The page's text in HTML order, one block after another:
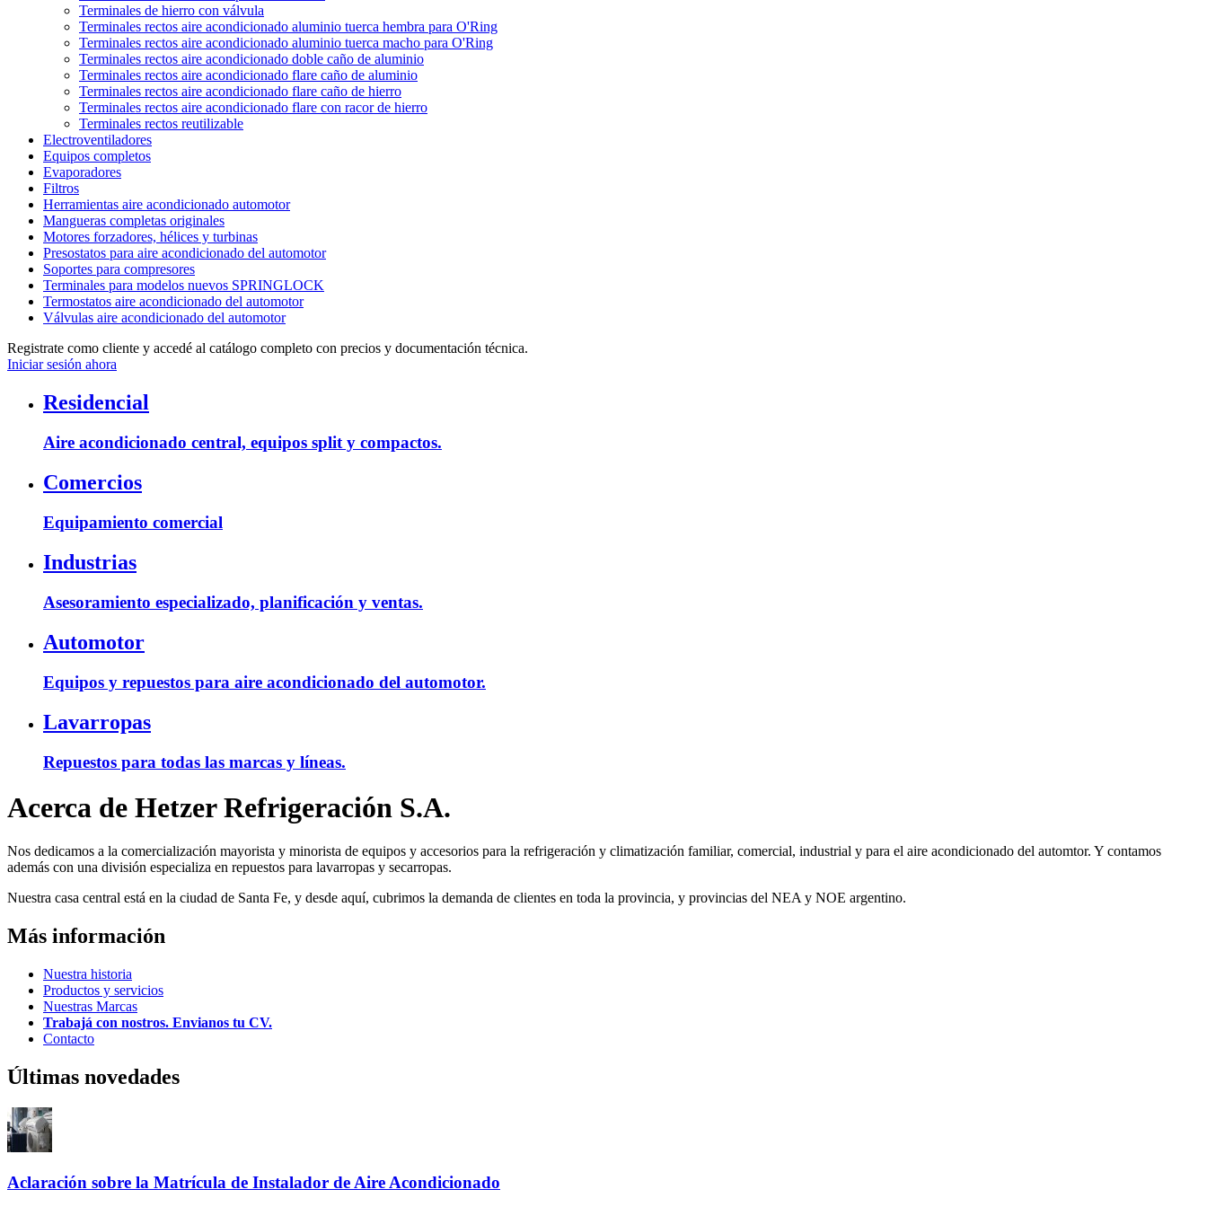
Terminales de hierro con válvula
Terminales rectos aire acondicionado aluminio tuerca hembra para O'Ring
Terminales rectos aire acondicionado aluminio tuerca macho para O'Ring
Terminales rectos aire acondicionado doble caño de aluminio
Terminales rectos aire acondicionado flare caño de aluminio
Terminales rectos aire acondicionado flare caño de hierro
Terminales rectos aire acondicionado flare con racor de hierro
Terminales rectos reutilizable
Electroventiladores
Equipos completos
Evaporadores
Filtros
Herramientas aire acondicionado automotor
Mangueras completas originales
Motores forzadores, hélices y turbinas
Presostatos para aire acondicionado del automotor
Soportes para compresores
Terminales para modelos nuevos SPRINGLOCK
Termostatos aire acondicionado del automotor
Válvulas aire acondicionado del automotor
Registrate como cliente y accedé al catálogo completo con precios y documentación técnica.
Iniciar sesión ahora
Residencial
Aire acondicionado central, equipos split y compactos.
Comercios
Equipamiento comercial
Industrias
Asesoramiento especializado, planificación y ventas.
Automotor
Equipos y repuestos para aire acondicionado del automotor.
Lavarropas
Repuestos para todas las marcas y líneas.
Acerca de Hetzer Refrigeración S.A.
Nos dedicamos a la comercialización mayorista y minorista de equipos y accesorios para la refrigeración y climatización familiar, comercial, industrial y para el aire acondicionado del automtor. Y contamos
además con una división especializa en repuestos para lavarropas y secarropas.
Nuestra casa central está en la ciudad de Santa Fe, y desde aquí, cubrimos la demanda de clientes en toda la provincia, y provincias del NEA y NOE argentino.
Más información
Nuestra historia
Productos y servicios
Nuestras Marcas
Trabajá con nostros. Envianos tu CV.
Contacto
Últimas novedades
Aclaración sobre la Matrícula de Instalador de Aire Acondicionado